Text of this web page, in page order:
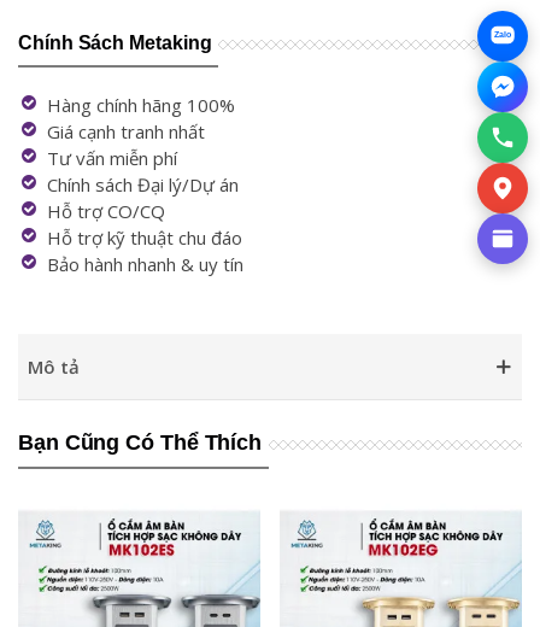
Chính Sách Metaking
Hàng chính hãng 100%
Giá cạnh tranh nhất
Tư vấn miễn phí
Chính sách Đại lý/Dự án
Hỗ trợ CO/CQ
Hỗ trợ kỹ thuật chu đáo
Bảo hành nhanh & uy tín
Mô tả
Bạn Cũng Có Thể Thích
Zalo